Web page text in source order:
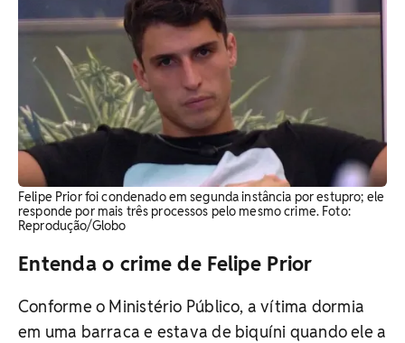
Felipe Prior foi condenado em segunda instância por estupro; ele
responde por mais três processos pelo mesmo crime. Foto:
Reprodução/Globo
Entenda o crime de Felipe Prior
Conforme o Ministério Público, a vítima dormia
em uma barraca e estava de biquíni quando ele a